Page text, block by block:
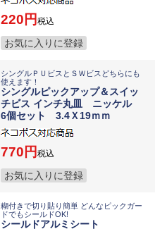
220 税込
お気に入りに登録
シングルＰＵビスとＳＷビスどちらにも
使えます！
シングルピックアップ＆スイッ
チビス インチ丸皿 ニッケル
6個セット 3.4Ｘ19ｍｍ
770 税込
お気に入りに登録
糊付きで切り貼り簡単 どんなピックガー
ドでもシールドOK!
シールドアルミシート